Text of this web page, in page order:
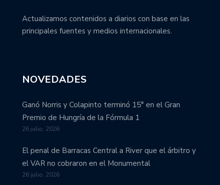
Actualizamos contenidos a diarios con base en las
principales fuentes y medios internacionales.
NOVEDADES
Ganó Norris y Colapinto terminó 15° en el Gran
Premio de Hungría de la Fórmula 1
26 julio, 2026
El penal de Barracas Central a River que el árbitro y
el VAR no cobraron en el Monumental
26 julio, 2026